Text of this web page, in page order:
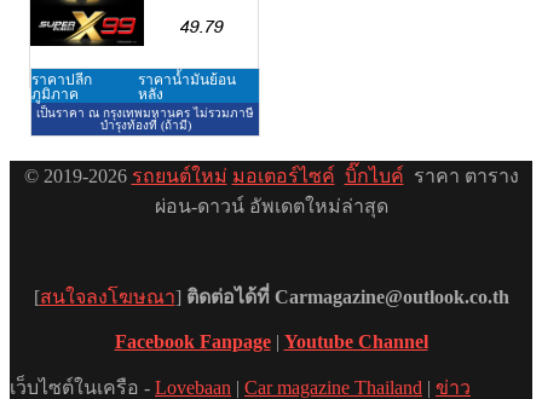
© 2019-2026 รถยนต์ใหม่ มอเตอร์ไซค์ บิ๊กไบค์ ราคา ตาราง
ผ่อน-ดาวน์ อัพเดตใหม่ล่าสุด
[สนใจลงโฆษณา] ติดต่อได้ที่ Carmagazine@outlook.co.th
Facebook Fanpage| Youtube Channel
เว็บไซต์ในเครือ - Lovebaan | Car magazine Thailand | ข่าว